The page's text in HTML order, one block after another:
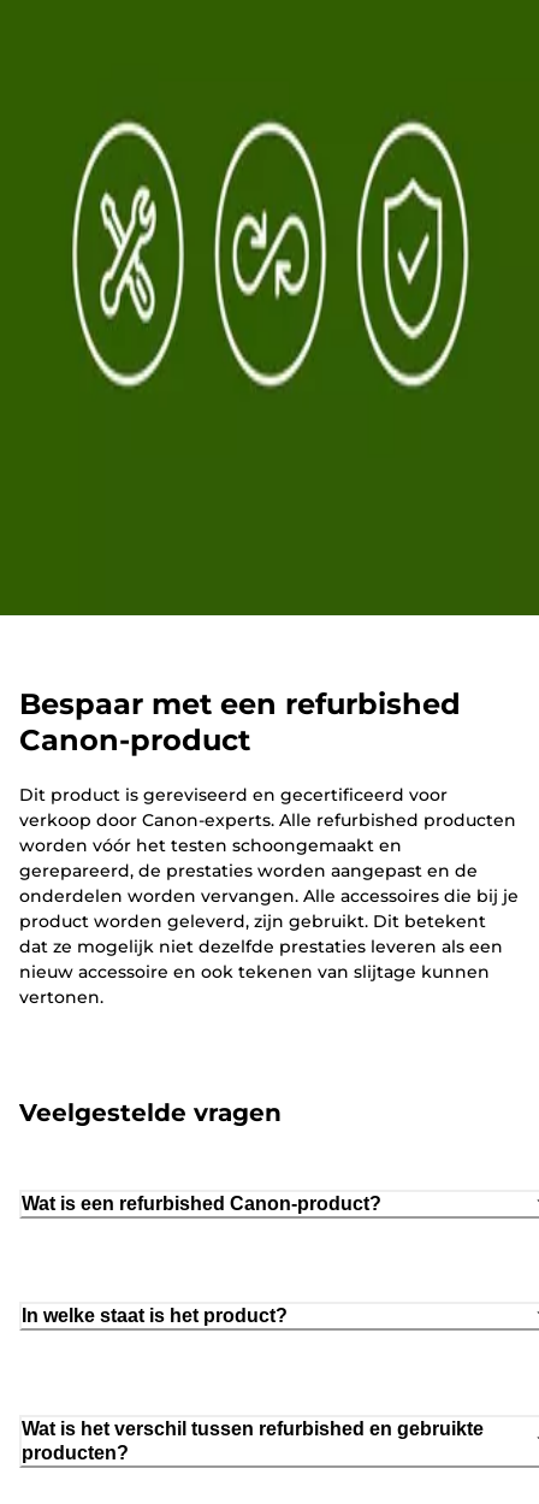
Bespaar met een refurbished
Canon-product
Dit product is gereviseerd en gecertificeerd voor
verkoop door Canon-experts. Alle refurbished producten
worden vóór het testen schoongemaakt en
gerepareerd, de prestaties worden aangepast en de
onderdelen worden vervangen. Alle accessoires die bij je
product worden geleverd, zijn gebruikt. Dit betekent
dat ze mogelijk niet dezelfde prestaties leveren als een
nieuw accessoire en ook tekenen van slijtage kunnen
vertonen.
Veelgestelde vragen
Wat is een refurbished Canon-product?
In welke staat is het product?
Wat is het verschil tussen refurbished en gebruikte
producten?